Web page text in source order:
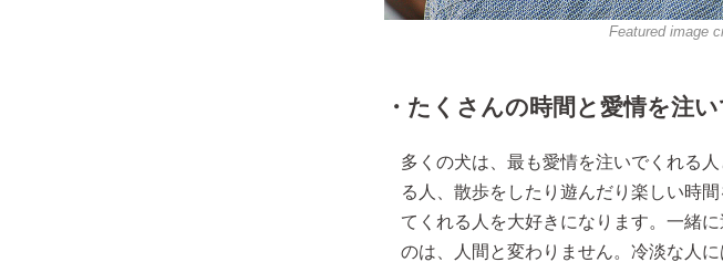
Featured image
・たくさんの時間と愛情を注
多くの犬は、最も愛情を注いでくれる
る人、散歩をしたり遊んだり楽しい時
てくれる人を大好きになります。一緒
のは、人間と変わりません。冷淡な人